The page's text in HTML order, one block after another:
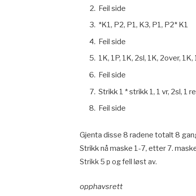
Feil side
*K1, P2, P1, K3, P1, P2* K1
Feil side
1K, 1P, 1K, 2sl, 1K, 2over, 1K,
Feil side
Strikk 1 * strikk 1, 1 vr, 2sl, 1
Feil side
Gjenta disse 8 radene totalt 8
Strikk nå maske 1-7, etter 7.
Strikk 5 p og fell løst av.
opphavsrett